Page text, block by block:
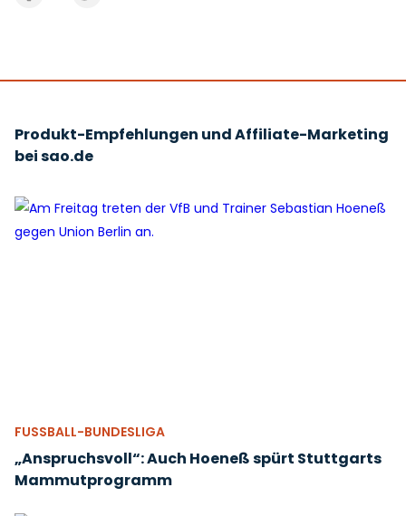
Produkt-Empfehlungen und Affiliate-Marketing
bei sao.de
FUSSBALL-BUNDESLIGA
„Anspruchsvoll“: Auch Hoeneß spürt Stuttgarts
Mammutprogramm